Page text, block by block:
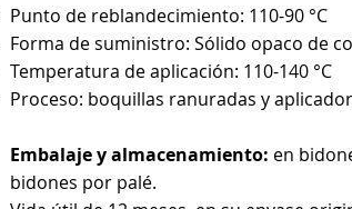
Punto de reblandecimiento: 110-90 °C
Forma de suministro: Sólido opaco de
Temperatura de aplicación: 110-140 °C
Proceso: boquillas ranuradas y
Embalaje y almacenamiento: en
bidones por palé.